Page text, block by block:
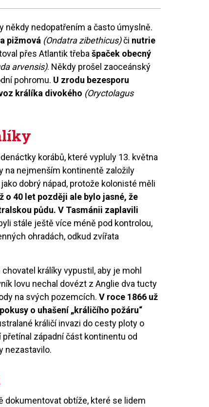
někdy nedopatřením a často úmyslně.
pižmová (Ondatra zibethicus)či nutrie
přes Atlantik třebašpaček obecný
arvensis). Někdy prošel zaoceánský
pohromu. U zrodu bezesporu
králíka divokého (Oryctolagus
korábů, které vypluly 13. května
na nejmenším kontinentě založily
dobrý nápad, protože kolonisté měli
o 40 let později ale bylo jasné, že
půdu. V Tasmánii zaplavili
stále ještě více méně pod kontrolou,
ohradách, odkud zvířata
králíky vypustil, aby je mohl
lovu nechal dovézt z Anglie dva tucty
na svých pozemcích.V roce 1866 už
o uhašení „králičího požáru“
králičí invazi do cesty ploty o
západní část kontinentu od
nezastavilo.
dokumentovat obtíže, které se lidem